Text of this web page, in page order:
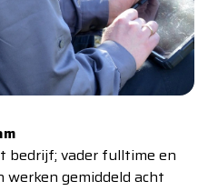
bedrijf; vader fulltime en
gemiddeld acht